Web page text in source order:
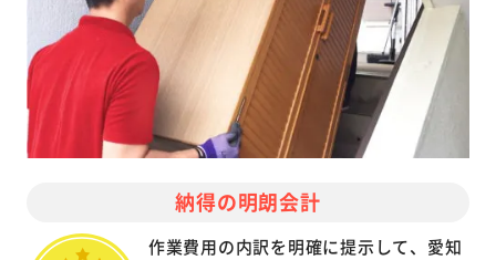
納得の明朗会計
作業費用の内訳を明確に提示して、愛知